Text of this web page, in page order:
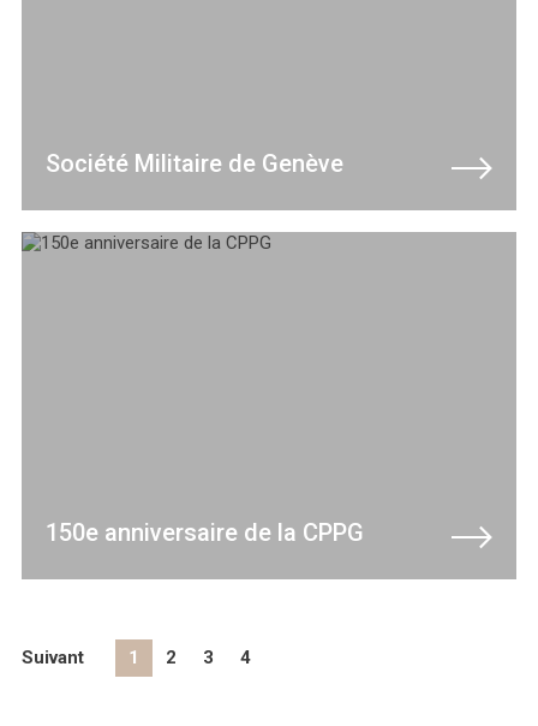
Société Militaire de Genève
150e anniversaire de la CPPG
Suivant 1 2 3 4